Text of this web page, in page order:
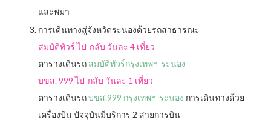
และพม่า
การเดินทางสู่จังหวัดระนองด้วยรถสาธารณะ
สมบัติทัวร์ ไป-กลับ วันละ 4 เที่ยว
ตารางเดินรถ สมบัติทัวร์กรุงเทพฯ-ระนอง
บขส. 999 ไป-กลับ วันละ 1 เที่ยว
ตารางเดินรถบขส.999 กรุงเทพฯ-ระนอง การเดินทางด้วย
เครื่องบิน ปัจจุบันมีบริการ 2 สายการบิน